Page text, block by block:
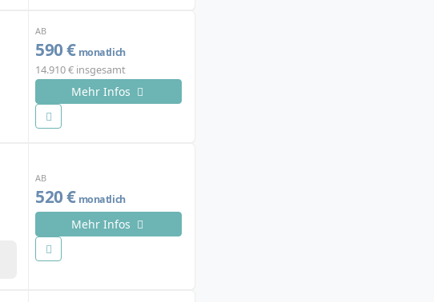
AB
590 € monatlich
14.910 € insgesamt
Mehr Infos
AB
520 € monatlich
Mehr Infos